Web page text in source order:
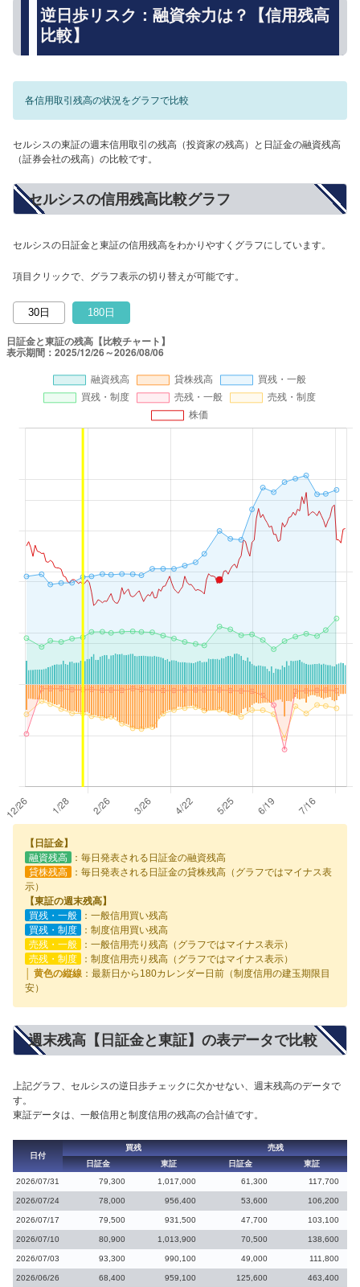
逆日歩リスク：融資余力は？【信用残高
比較】
各信用取引残高の状況をグラフで比較
セルシスの東証の週末信用取引の残高（投資家の残高）と日証金の融資残高
（証券会社の残高）の比較です。
セルシスの信用残高比較グラフ
セルシスの日証金と東証の信用残高をわかりやすくグラフにしています。
項目クリックで、グラフ表示の切り替えが可能です。
30日 180日
【日証金】
融資残高
：毎日発表される日証金の融資残高
貸株残高
：毎日発表される日証金の貸株残高（グラフではマイナス表
示）
【東証の週末残高】
買残・一般
：一般信用買い残高
買残・制度
：制度信用買い残高
売残・一般
：一般信用売り残高（グラフではマイナス表示）
売残・制度
：制度信用売り残高（グラフではマイナス表示）
│ 黄色の縦線 ：最新日から180カレンダー日前（制度信用の建玉期限目
安）
週末残高【日証金と東証】の表データで比較
上記グラフ、セルシスの逆日歩チェックに欠かせない、週末残高のデータで
す。
東証データは、一般信用と制度信用の残高の合計値です。
日付
買残
売残
日証金
東証 日証金
東証
2026/07/31
79,300 1,017,000 61,300 117,700
2026/07/24 78,000 956,400 53,600 106,200
2026/07/17 79,500 931,500 47,700 103,100
2026/07/10 80,900 1,013,900 70,500 138,600
2026/07/03 93,300 990,100 49,000 111,800
2026/06/26 68,400 959,100 125,600 463,400